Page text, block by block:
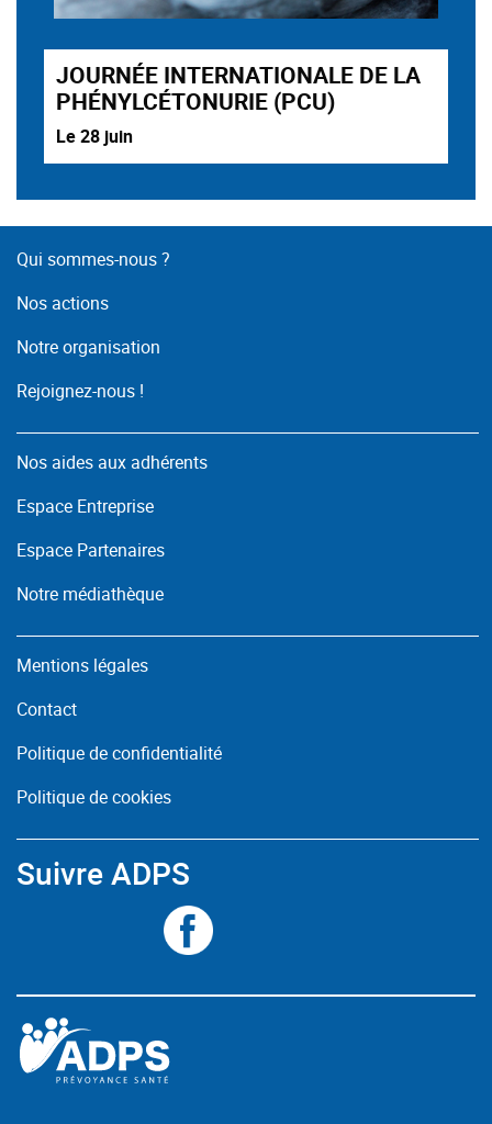
JOURNÉE INTERNATIONALE DE LA
PHÉNYLCÉTONURIE (PCU)
Le 28 juin
Qui sommes-nous ?
Nos actions
Notre organisation
Rejoignez-nous !
Nos aides aux adhérents
Espace Entreprise
Espace Partenaires
Notre médiathèque
Mentions légales
Contact
Politique de confidentialité
Politique de cookies
Suivre ADPS